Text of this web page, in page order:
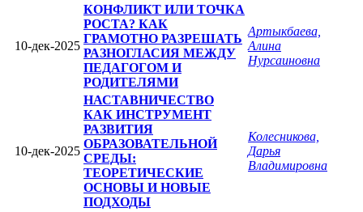
10-дек-2025
КОНФЛИКТ ИЛИ ТОЧКА
РОСТА? КАК
ГРАМОТНО РАЗРЕШАТЬ
РАЗНОГЛАСИЯ МЕЖДУ
ПЕДАГОГОМ И
РОДИТЕЛЯМИ
Артыкбаева,
Алина
Нурсаиновна
10-дек-2025
НАСТАВНИЧЕСТВО
КАК ИНСТРУМЕНТ
РАЗВИТИЯ
ОБРАЗОВАТЕЛЬНОЙ
СРЕДЫ:
ТЕОРЕТИЧЕСКИЕ
ОСНОВЫ И НОВЫЕ
ПОДХОДЫ
Колесникова,
Дарья
Владимировна